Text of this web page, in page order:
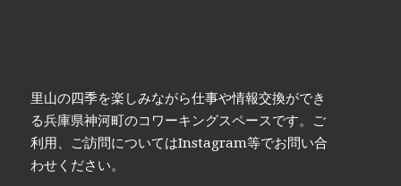
里山の四季を楽しみながら仕事や情報交換ができ
る兵庫県神河町のコワーキングスペースです。ご
利用、ご訪問についてはInstagram等でお問い合
わせください。